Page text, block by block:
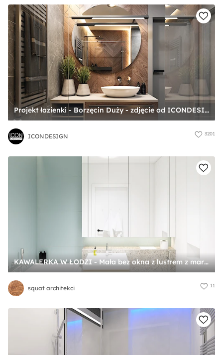
Projekt łazienki - Borzęcin Duży - zdjęcie od ICONDESIGN
ICONDESIGN 3201
KAWALERKA W ŁODZI - Mała bez okna z lustrem z marmurową podłogą łazienka, styl nowoczesny - zdjęcie od squat architekci
squat architekci 11